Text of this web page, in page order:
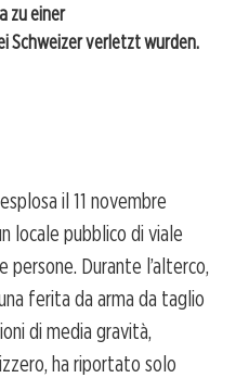
zu einer
Schweizer verletzt wurden.
il 11 novembre
locale pubblico di viale
persone. Durante l’alterco,
ferita da arma da taglio
di media gravità,
ha riportato solo